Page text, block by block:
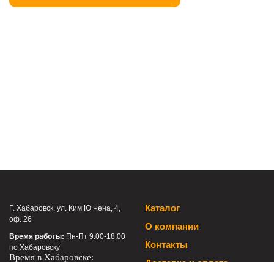
Каталог
О компании
Контакты
Г. Хабаровск, ул. Ким Ю Чена, 4,
оф. 26
Время работы: Пн-Пт 9:00-18:00
по Хабаровску
Время в Хабаровске: